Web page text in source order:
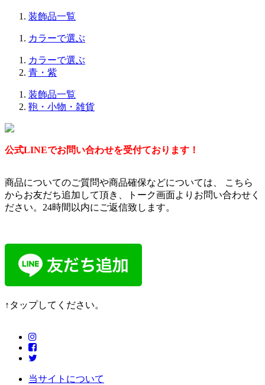
装飾品一覧
カラーで選ぶ
カラーで選ぶ
青・紫
装飾品一覧
鞄・小物・雑貨
公式LINEでお問い合わせを受付ております！
商品についてのご質問や商品確保などについては、 こちら
からお友だち追加して頂き、トーク画面よりお問い合わせく
ださい。24時間以内にご返信致します。
↑タップしてください。
当サイトについて